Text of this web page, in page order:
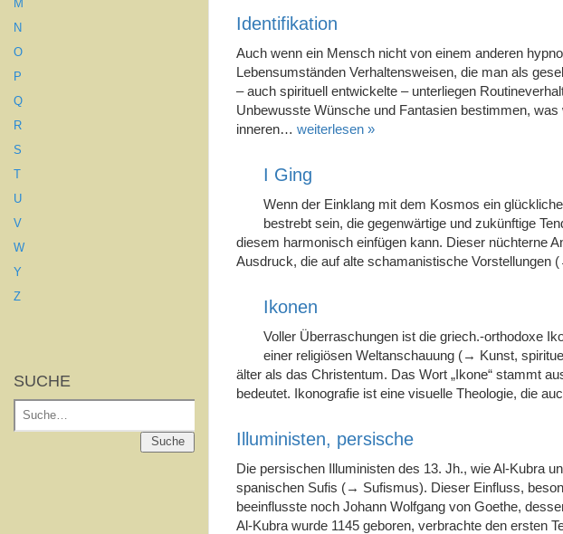
M
N
O
P
Q
R
S
U
V
W
Y
Z
SUCHE
Suche
Identifikation
Auch wenn ein Mensch nicht von einem anderen
Lebensumständen Verhaltensweisen, die man als
– auch spirituell entwickelte – unterliegen
Unbewusste Wünsche und Fantasien bestimmen,
inneren… weiterlesen »
I Ging
Wenn der Einklang mit dem Kosmos ein
bestrebt sein, die gegenwärtige und zukünftige
diesem harmonisch einfügen kann. Dieser nüchterne
Ausdruck, die auf alte schamanistische
Ikonen
Voller Überraschungen ist die griech.-orthodoxe
einer religiösen Weltanschauung (→ Kunst,
älter als das Christentum. Das Wort „Ikone“ stammt
bedeutet. Ikonografie ist eine visuelle Theologie, die
Illuministen, persische
Die persischen Illuministen des 13. Jh., wie Al-Kubra
spanischen Sufis (→ Sufismus). Dieser Einfluss,
beeinflusste noch Johann Wolfgang von Goethe,
Al-Kubra wurde 1145 geboren, verbrachte den ersten